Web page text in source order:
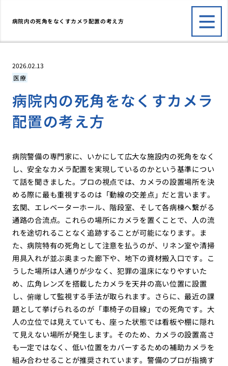
病院内の死角をなくすカメラ配置の考え方
2026.02.13
医療
病院内の死角をなくすカメラ
配置の考え方
病院警備の専門家に、いかにして広大な施設内の死角をなく
し、安全なカメラ配置を実現しているのかという基準につい
て話を聞きました。プロの視点では、カメラの設置場所を決
める際に最も重視するのは「動線の交差点」だと言います。
玄関、エレベーターホール、階段室、そして各病棟へ繋がる
通路の合流点。これらの場所にカメラを置くことで、人の流
れを途切れることなく追跡することが可能になります。ま
た、病院特有の死角として注意を払うのが、リネン室や清掃
用具入れが並ぶ奥まった廊下や、地下の資材搬入口です。こ
うした場所は人通りが少なく、犯罪の温床になりやすいた
め、広角レンズを搭載したカメラを天井の高い位置に設置
し、俯瞰して監視する手法が取られます。さらに、最近の課
題として挙げられるのが「車椅子の目線」での死角です。大
人の立位では見えていても、座った状態では看板や棚に隠れ
て見えない場所が発生します。そのため、カメラの設置高さ
も一定ではなく、低い位置をカバーするための補助カメラを
組み合わせることが推奨されています。警備のプロが指摘す